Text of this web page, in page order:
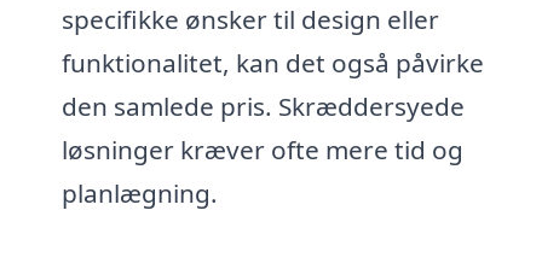
specifikke ønsker til design eller
funktionalitet, kan det også påvirke
den samlede pris. Skræddersyede
løsninger kræver ofte mere tid og
planlægning.